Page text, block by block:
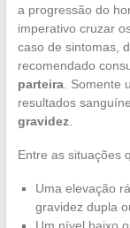
a progressão do
imperativo cruzar
caso de sintomas,
recomendado
parteira. Somente
resultados
gravidez.
Entre as situações
Uma elevação
gravidez dupla